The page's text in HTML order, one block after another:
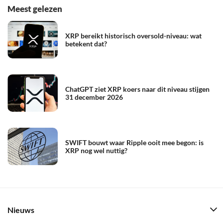
Meest gelezen
XRP bereikt historisch oversold-niveau: wat
betekent dat?
ChatGPT ziet XRP koers naar dit niveau stijgen
31 december 2026
SWIFT bouwt waar Ripple ooit mee begon: is
XRP nog wel nuttig?
Nieuws